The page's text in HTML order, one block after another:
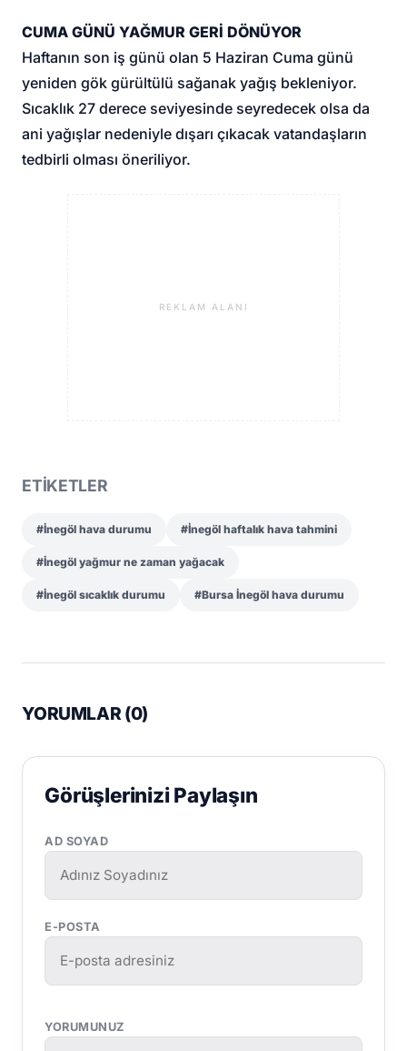
CUMA GÜNÜ YAĞMUR GERİ DÖNÜYOR
Haftanın son iş günü olan 5 Haziran Cuma günü
yeniden gök gürültülü sağanak yağış bekleniyor.
Sıcaklık 27 derece seviyesinde seyredecek olsa da
ani yağışlar nedeniyle dışarı çıkacak vatandaşların
tedbirli olması öneriliyor.
REKLAM ALANI
ETİKETLER
#İnegöl hava durumu #İnegöl haftalık hava tahmini
#İnegöl yağmur ne zaman yağacak
#İnegöl sıcaklık durumu #Bursa İnegöl hava durumu
YORUMLAR (0)
Görüşlerinizi Paylaşın
AD SOYAD
E-POSTA
YORUMUNUZ